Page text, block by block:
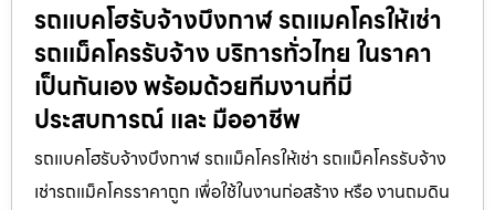
รถแบคโฮรับจ้างบึงกาฬ รถแมคโครให้เช่า
รถแม็คโครรับจ้าง บริการทั่วไทย ในราคา
เป็นกันเอง พร้อมด้วยทีมงานที่มี
ประสบการณ์ และ มืออาชีพ
รถแบคโฮรับจ้างบึงกาฬ รถแม็คโครให้เช่า รถแม็คโครรับจ้าง
เช่ารถแม็คโครราคาถูก เพื่อใช้ในงานก่อสร้าง หรือ งานถมดิน